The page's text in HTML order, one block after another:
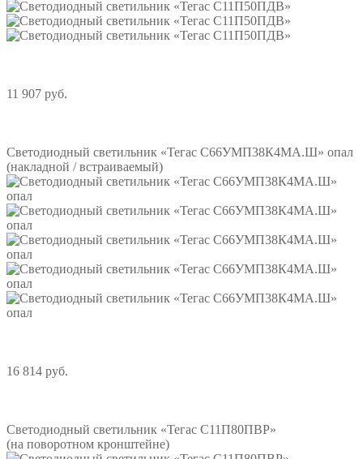
11 907 руб.
Светодиодный светильник «Тегас С66УМП38К4МА.Ш» опал
(накладной / встраиваемый)
16 814 руб.
Светодиодный светильник «Тегас С11П80ПВР»
(на поворотном кронштейне)